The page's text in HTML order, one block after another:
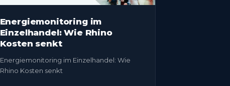
Energiemonitoring im
Einzelhandel: Wie Rhino
Kosten senkt
Energiemonitoring im Einzelhandel: Wie
Rhino Kosten senkt